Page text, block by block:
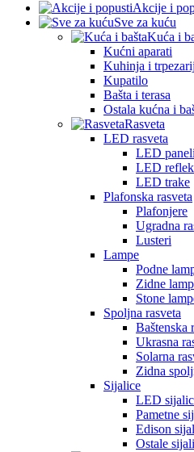
Akcije i
Sve za kuću
Kuća i
Kućni aparati
Kuhinja i
Kupatilo
Bašta i terasa
Ostala kućna i
Rasveta
LED rasveta
LED paneli
LED
LED trake
Plafonska rasveta
Plafonjere
Ugradna
Lusteri
Lampe
Podne
Zidne
Stone
Spoljna rasveta
Baštenska
Ukrasna
Solarna
Zidna
Sijalice
LED
Pametne
Edison
Ostale